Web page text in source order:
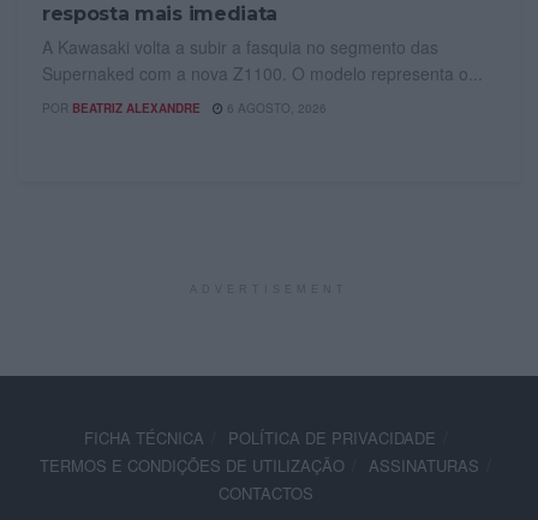
resposta mais imediata
A Kawasaki volta a subir a fasquia no segmento das
Supernaked com a nova Z1100. O modelo representa o...
POR BEATRIZ ALEXANDRE 6 AGOSTO, 2026
FICHA TÉCNICA
POLÍTICA DE PRIVACIDADE
TERMOS E CONDIÇÕES DE UTILIZAÇÃO
ASSINATURAS
CONTACTOS